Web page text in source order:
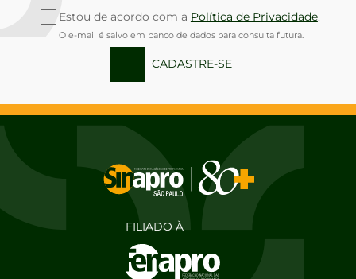
Estou de acordo com a Política de Privacidade.
O e-mail é salvo em banco de dados para consulta futura.
CADASTRE-SE
FILIADO À